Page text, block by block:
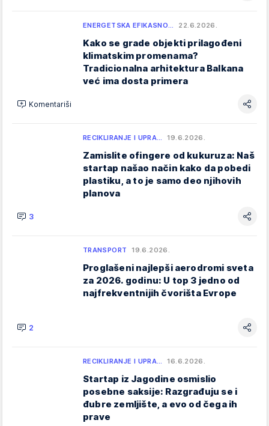
ENERGETSKA EFIKASNO… 22.6.2026.
Kako se grade objekti prilagođeni
klimatskim promenama?
Tradicionalna arhitektura Balkana
već ima dosta primera
Komentariši
RECIKLIRANJE I UPRA… 19.6.2026.
Zamislite ofingere od kukuruza: Naš
startap našao način kako da pobedi
plastiku, a to je samo deo njihovih
planova
3
TRANSPORT 19.6.2026.
Proglašeni najlepši aerodromi sveta
za 2026. godinu: U top 3 jedno od
najfrekventnijih čvorišta Evrope
2
RECIKLIRANJE I UPRA… 16.6.2026.
Startap iz Jagodine osmislio
posebne saksije: Razgrađuju se i
đubre zemljište, a evo od čega ih
prave